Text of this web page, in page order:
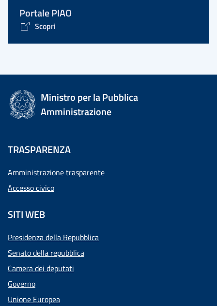
Portale PIAO
Scopri
Ministro per la Pubblica
Amministrazione
TRASPARENZA
Amministrazione trasparente
Accesso civico
SITI WEB
Presidenza della Repubblica
Senato della repubblica
Camera dei deputati
Governo
Unione Europea